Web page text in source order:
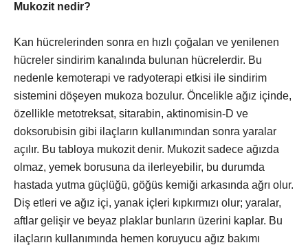
Mukozit nedir?
Kan hücrelerinden sonra en hızlı çoğalan ve yenilenen
hücreler sindirim kanalında bulunan hücrelerdir. Bu
nedenle kemoterapi ve radyoterapi etkisi ile sindirim
sistemini döşeyen mukoza bozulur. Öncelikle ağız içinde,
özellikle metotreksat, sitarabin, aktinomisin-D ve
doksorubisin gibi ilaçların kullanımından sonra yaralar
açılır. Bu tabloya mukozit denir. Mukozit sadece ağızda
olmaz, yemek borusuna da ilerleyebilir, bu durumda
hastada yutma güçlüğü, göğüs kemiği arkasında ağrı olur.
Diş etleri ve ağız içi, yanak içleri kıpkırmızı olur; yaralar,
aftlar gelişir ve beyaz plaklar bunların üzerini kaplar. Bu
ilaçların kullanımında hemen koruyucu ağız bakımı